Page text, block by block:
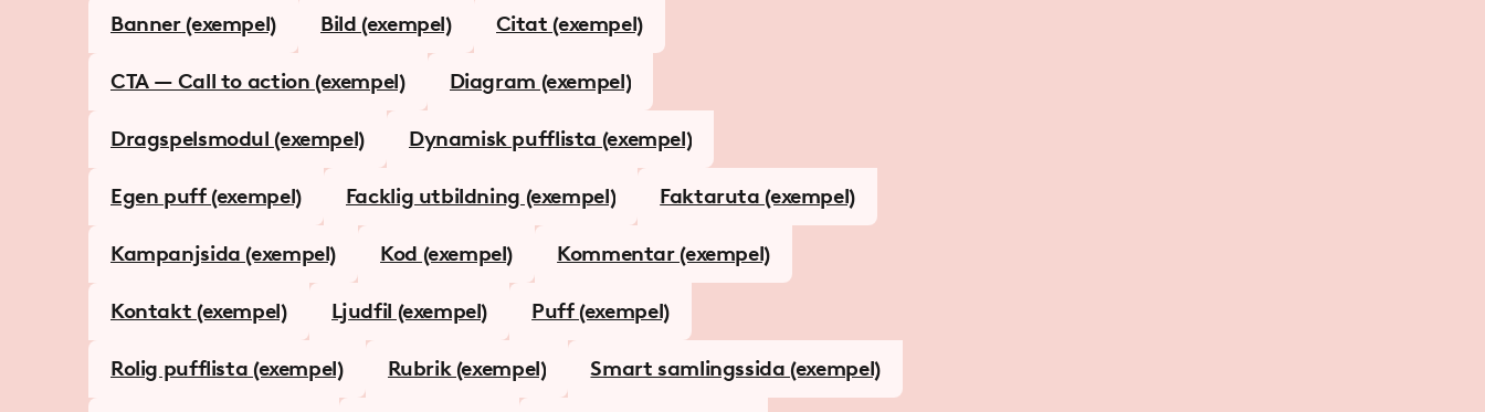
Banner (exempel) Bild (exempel) Citat (exempel)
CTA — Call to action (exempel) Diagram (exempel)
Dragspelsmodul (exempel) Dynamisk pufflista (exempel)
Egen puff (exempel) Facklig utbildning (exempel) Faktaruta (exempel)
Kampanjsida (exempel) Kod (exempel) Kommentar (exempel)
Kontakt (exempel) Ljudfil (exempel) Puff (exempel)
Rolig pufflista (exempel) Rubrik (exempel) Smart samlingssida (exempel)